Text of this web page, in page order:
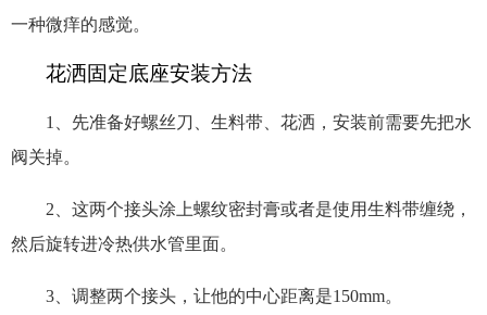
一种微痒的感觉。
花洒固定底座安装方法
1、先准备好螺丝刀、生料带、花洒，安装前需要先把水
阀关掉。
2、这两个接头涂上螺纹密封膏或者是使用生料带缠绕，
然后旋转进冷热供水管里面。
3、调整两个接头，让他的中心距离是150mm。